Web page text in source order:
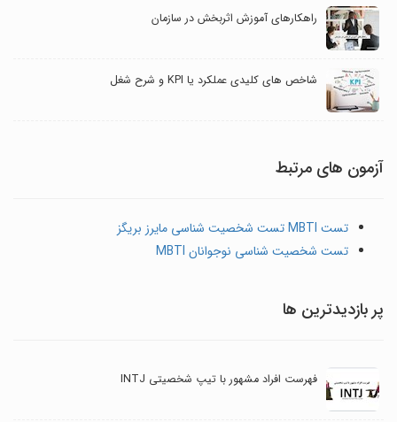
راهکارهای آموزش اثربخش در سازمان
شاخص های کلیدی عملکرد یا KPI و شرح شغل
آزمون های مرتبط
تست MBTI تست شخصیت شناسی مایرز بریگز
تست شخصیت شناسی نوجوانان MBTI
پر بازدیدترین ها
فهرست افراد مشهور با تیپ شخصیتی INTJ